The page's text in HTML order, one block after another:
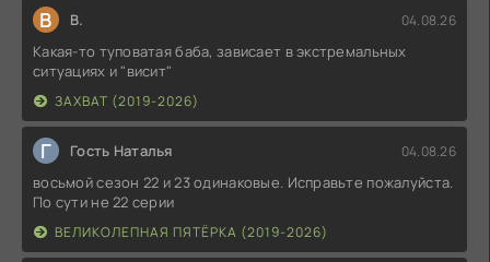
В В. 04.08.26
Какая-то туповатая баба, зависает в экстремальных
ситуациях и "висит"
ЗАХВАТ (2019-2026)
Г Гость Наталья 04.08.26
восьмой сезон 22 и 23 одинаковые. Исправьте пожалуйста.
По сути не 22 серии
ВЕЛИКОЛЕПНАЯ ПЯТЁРКА (2019-2026)